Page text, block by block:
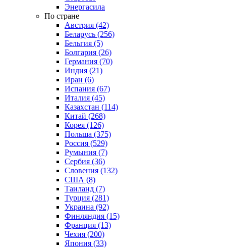
Энергасила
По стране
Австрия (42)
Беларусь (256)
Бельгия (5)
Болгария (26)
Германия (70)
Индия (21)
Иран (6)
Испания (67)
Италия (45)
Казахстан (114)
Китай (268)
Корея (126)
Польша (375)
Россия (529)
Румыния (7)
Сербия (36)
Словения (132)
США (8)
Таиланд (7)
Турция (281)
Украина (92)
Финляндия (15)
Франция (13)
Чехия (200)
Япония (33)